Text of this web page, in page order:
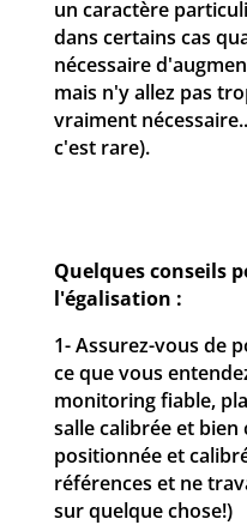
un caractère
dans certains cas
nécessaire
mais n'y allez pas
vraiment
c'est rare).
Quelques conseils
l'égalisation :
1- Assurez-vous de
ce que vous
monitoring fiable,
salle calibrée et
positionnée et
références et ne
sur quelque chose!)